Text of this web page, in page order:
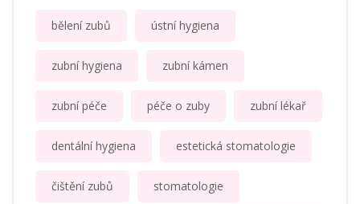
bělení zubů ústní hygiena
zubní hygiena zubní kámen
zubní péče péče o zuby zubní lékař
dentální hygiena estetická stomatologie
čištění zubů stomatologie